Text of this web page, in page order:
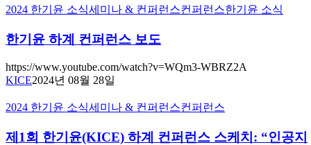
기
장
27-
28
절
영
교
인
공
능
만
한
윤
계
컨
런
보
2024 한기윤 소식세미나 & 컨퍼런스컨퍼런스한기윤 소식
한기윤 하계 컨퍼런스 보도
https://www.youtube.com/watch?v=WQm3-WBRZ2A
KICE2024년 08월 28일
제
회
2024 한기윤 소식세미나 & 컨퍼런스컨퍼런스
제1회 한기윤(KICE) 하계 컨퍼런스 스케치: “인공지